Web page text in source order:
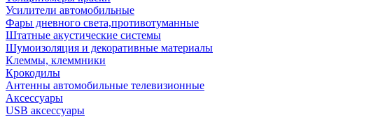
Усилители автомобильные
Фары дневного света,противотуманные
Штатные акустические системы
Шумоизоляция и декоративные материалы
Клеммы, клеммники
Крокодилы
Антенны автомобильные телевизионные
Аксессуары
USB аксессуары